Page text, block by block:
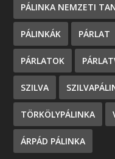
PÁLINKA NEMZETI
PÁLINKÁK PÁRLAT
PÁRLATOK
SZILVA
TÖRKÖLYPÁLINKA
ÁRPÁD PÁLINKA